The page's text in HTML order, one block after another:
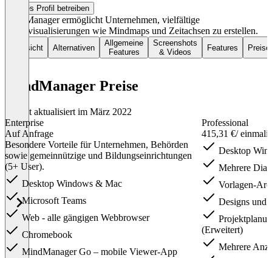
Dieses Profil betreiben
MindManager ermöglicht Unternehmen, vielfältige
Datenvisualisierungen wie Mindmaps und Zeitachsen zu erstellen.
Übersicht Alternativen
Allgemeine
Features
Screenshots
& Videos
Features Preise
MindManager Preise
Zuletzt aktualisiert im März 2022
Enterprise
Auf Anfrage
Besondere Vorteile für Unternehmen, Behörden
sowie gemeinnützige und Bildungseinrichtungen
(5+ User).
Desktop Windows & Mac
Microsoft Teams
Web - alle gängigen Webbrowser
Chromebook
MindManager Go – mobile Viewer-App
Professional
415,31 €/
Desktop
Mehrere
Vorlagen-
Designs und
(Erweitert)
Mehrere